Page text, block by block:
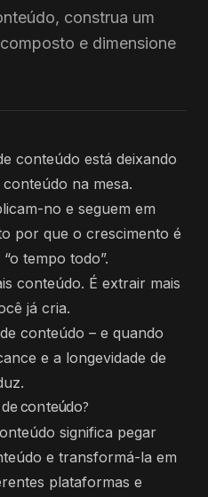
construa um
e dimensione
conteúdo está deixando
na mesa.
no e seguem em
por que o crescimento é
tempo todo”.
conteúdo. É extrair mais
já cria.
conteúdo – e quando
e a longevidade de
conteúdo?
significa pegar
e transformá-la em
plataformas e